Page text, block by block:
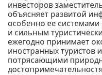
инвесторов
объясняет развитой
особенно ее
и сильным
ежегодно принимает
иностранных туристов
потрясающими